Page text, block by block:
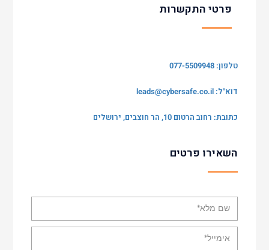
פרטי התקשרות
טלפון: 077-5509948
דוא"ל:leads@cybersafe.co.il
כתובת: רחוב הרטום 10, הר חוצבים, ירושלים
השאירו פרטים